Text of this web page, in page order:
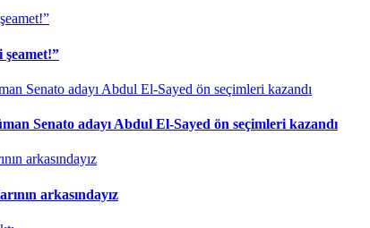
Senato adayı Abdul El-Sayed ön seçimleri kazandı
arkasındayız